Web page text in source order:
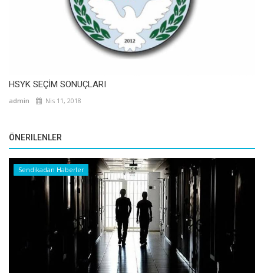
HSYK SEÇİM SONUÇLARI
admin Nis 11, 2018
ÖNERILENLER
Sendikadan Haberler